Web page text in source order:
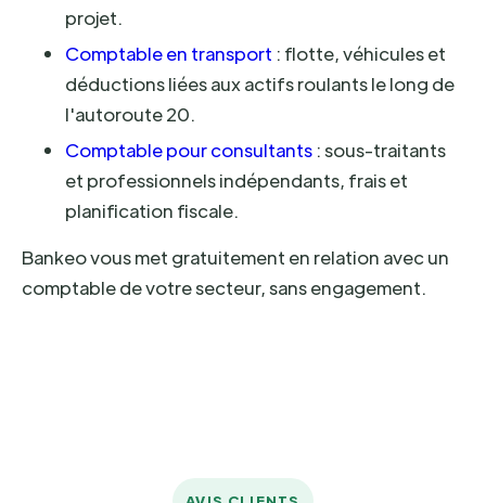
projet.
Comptable en transport : flotte, véhicules et
déductions liées aux actifs roulants le long de
l'autoroute 20.
Comptable pour consultants : sous-traitants
et professionnels indépendants, frais et
planification fiscale.
Bankeo vous met gratuitement en relation avec un
comptable de votre secteur, sans engagement.